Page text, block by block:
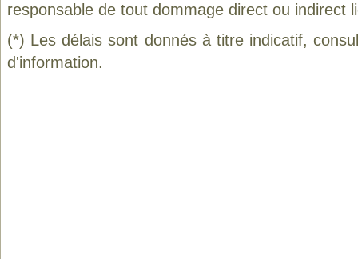
responsable de tout dommage direct ou indirect
(*) Les délais sont donnés à titre indicatif,
d'information.